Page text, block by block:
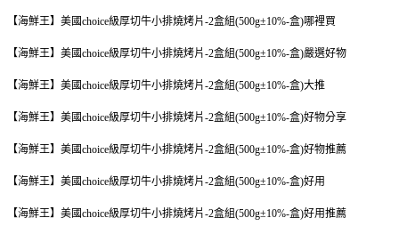
【海鮮王】美國choice級厚切牛小排燒烤片-2盒組(500g±10%-盒)哪裡買
【海鮮王】美國choice級厚切牛小排燒烤片-2盒組(500g±10%-盒)嚴選好物
【海鮮王】美國choice級厚切牛小排燒烤片-2盒組(500g±10%-盒)大推
【海鮮王】美國choice級厚切牛小排燒烤片-2盒組(500g±10%-盒)好物分享
【海鮮王】美國choice級厚切牛小排燒烤片-2盒組(500g±10%-盒)好物推薦
【海鮮王】美國choice級厚切牛小排燒烤片-2盒組(500g±10%-盒)好用
【海鮮王】美國choice級厚切牛小排燒烤片-2盒組(500g±10%-盒)好用推薦